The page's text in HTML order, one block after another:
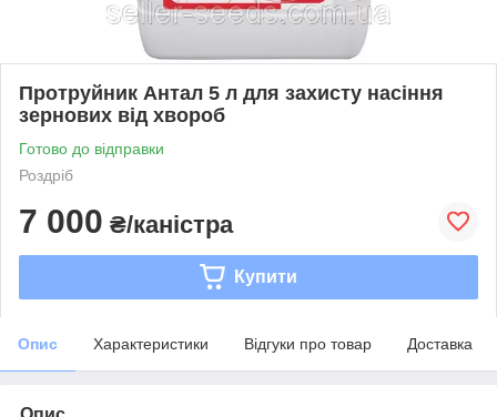
Протруйник Антал 5 л для захисту насіння
зернових від хвороб
Готово до відправки
Роздріб
7 000 ₴/каністра
Купити
Опис Характеристики Відгуки про товар Доставка